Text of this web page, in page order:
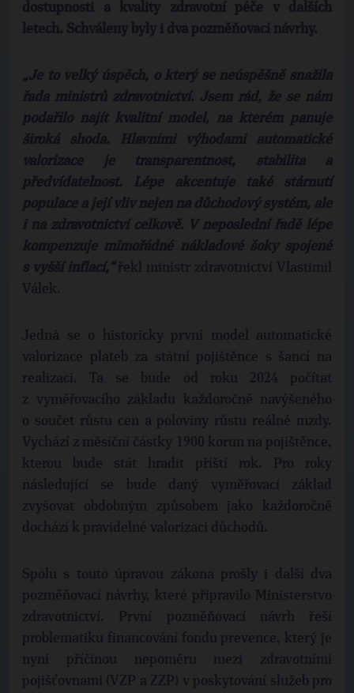
dostupnosti a kvality zdravotní péče v dalších
letech. Schváleny byly i dva pozměňovací návrhy.
„Je to velký úspěch, o který se neúspěšně snažila
řada ministrů zdravotnictví. Jsem rád, že se nám
podařilo najít kvalitní model, na kterém panuje
široká shoda. Hlavními výhodami automatické
valorizace je transparentnost, stabilita a
předvídatelnost. Lépe akcentuje také stárnutí
populace a její vliv nejen na důchodový systém, ale
i na zdravotnictví celkově. V neposlední řadě lépe
kompenzuje mimořádné nákladové šoky spojené
s vyšší inflací,“řekl ministr zdravotnictví Vlastimil
Válek.
Jedná se o historicky první model automatické
valorizace plateb za státní pojištěnce s šancí na
realizaci. Ta se bude od roku 2024 počítat
z vyměřovacího základu každoročně navýšeného
o součet růstu cen a poloviny růstu reálné mzdy.
Vychází z měsíční částky 1900 korun na pojištěnce,
kterou bude stát hradit příští rok. Pro roky
následující se bude daný vyměřovací základ
zvyšovat obdobným způsobem jako každoročně
dochází k pravidelné valorizaci důchodů.
Spolu s touto úpravou zákona prošly i další dva
pozměňovací návrhy, které připravilo Ministerstvo
zdravotnictví. První pozměňovací návrh řeší
problematiku financování fondu prevence, který je
nyní příčinou nepoměru mezi zdravotními
pojišťovnami (VZP a ZZP) v poskytování služeb pro